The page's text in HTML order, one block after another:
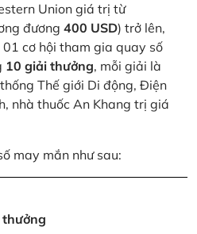
Union giá trị từ
đương 400 USD) trở lên,
cơ hội tham gia quay số
10 giải thưởng, mỗi giải là
Thế giới Di động, Điện
nhà thuốc An Khang trị giá
may mắn như sau:
thưởng